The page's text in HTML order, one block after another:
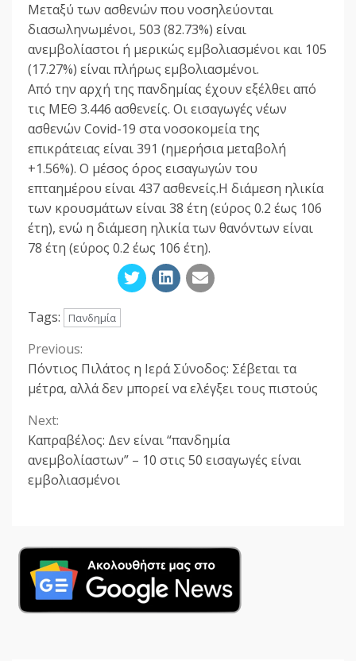
Μεταξύ των ασθενών που νοσηλεύονται
διασωληνωμένοι, 503 (82.73%) είναι
ανεμβολίαστοι ή μερικώς εμβολιασμένοι και 105
(17.27%) είναι πλήρως εμβολιασμένοι.
Από την αρχή της πανδημίας έχουν εξέλθει από
τις ΜΕΘ 3.446 ασθενείς. Οι εισαγωγές νέων
ασθενών Covid-19 στα νοσοκομεία της
επικράτειας είναι 391 (ημερήσια μεταβολή
+1.56%). Ο μέσος όρος εισαγωγών του
επταημέρου είναι 437 ασθενείς.Η διάμεση ηλικία
των κρουσμάτων είναι 38 έτη (εύρος 0.2 έως 106
έτη), ενώ η διάμεση ηλικία των θανόντων είναι
78 έτη (εύρος 0.2 έως 106 έτη).
Tags: Πανδημία
Continue
Reading
Previous:
Πόντιος Πιλάτος η Ιερά Σύνοδος: Σέβεται τα
μέτρα, αλλά δεν μπορεί να ελέγξει τους πιστούς
Next:
Καπραβέλος: Δεν είναι “πανδημία
ανεμβολίαστων” – 10 στις 50 εισαγωγές είναι
εμβολιασμένοι